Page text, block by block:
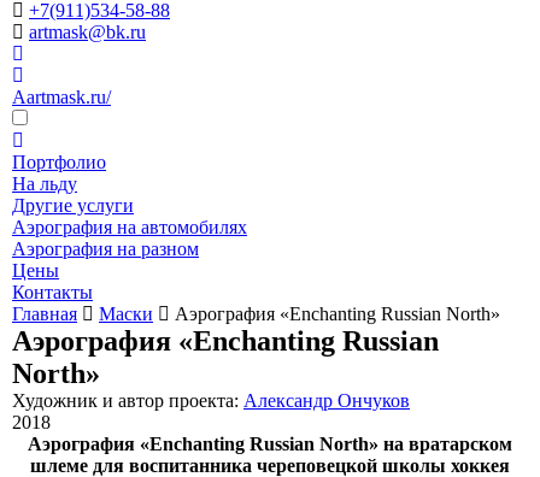
+7(911)534-58-88
artmask@bk.ru
Aartmask.ru/
Портфолио
На льду
Другие услуги
Аэрография на автомобилях
Аэрография на разном
Цены
Контакты
Главная
Маски Аэрография «Enchanting Russian North»
Аэрография «Enchanting Russian
North»
Художник и автор проекта: Александр Ончуков
2018
Аэрография «Enchanting Russian North» на вратарском
шлеме для воспитанника череповецкой школы хоккея